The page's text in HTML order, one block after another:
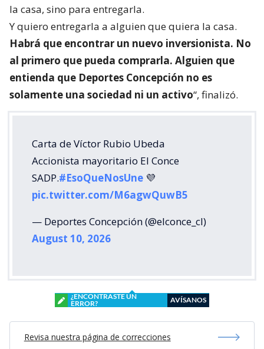
la casa, sino para entregarla.
Y quiero entregarla a alguien que quiera la casa.
Habrá que encontrar un nuevo inversionista. No
al primero que pueda comprarla. Alguien que
entienda que Deportes Concepción no es
solamente una sociedad ni un activo“, finalizó.
Carta de Víctor Rubio Ubeda
Accionista mayoritario El Conce
SADP.#EsoQueNosUne 💜
pic.twitter.com/M6agwQuwB5
— Deportes Concepción (@elconce_cl)
August 10, 2026
¿ENCONTRASTE UN
ERROR?
AVÍSANOS
Revisa nuestra página de correcciones